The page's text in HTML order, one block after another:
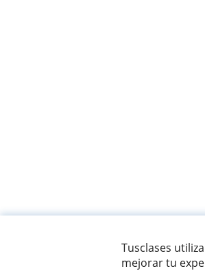
Tusclases
mejorar tu
© 2007 - 2026 Tusclases.co